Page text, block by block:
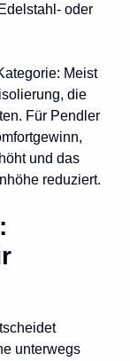
oder
Meist
die
Für Pendler
und das
reduziert.
unterwegs